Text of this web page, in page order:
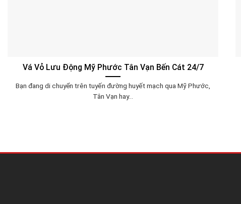
Vá Vỏ Lưu Động Mỹ Phước Tân Vạn Bến Cát 24/7
Bạn đang di chuyển trên tuyến đường huyết mạch qua Mỹ Phước,
Tân Vạn hay...